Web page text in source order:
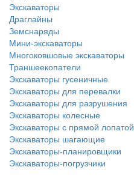
Экскаваторы
Драглайны
Земснаряды
Мини-экскаваторы
Многоковшовые экскаваторы
Траншеекопатели
Экскаваторы гусеничные
Экскаваторы для перевалки
Экскаваторы для разрушения
Экскаваторы колесные
Экскаваторы с прямой лопатой
Экскаваторы шагающие
Экскаваторы-планировщики
Экскаваторы-погрузчики